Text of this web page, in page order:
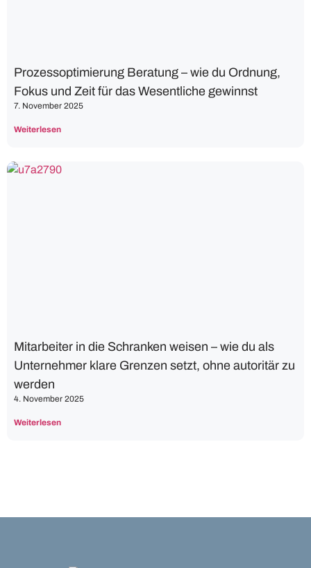
Prozessoptimierung Beratung – wie du Ordnung,
Fokus und Zeit für das Wesentliche gewinnst
7. November 2025
Weiterlesen
Mitarbeiter in die Schranken weisen – wie du als
Unternehmer klare Grenzen setzt, ohne autoritär zu
werden
4. November 2025
Weiterlesen